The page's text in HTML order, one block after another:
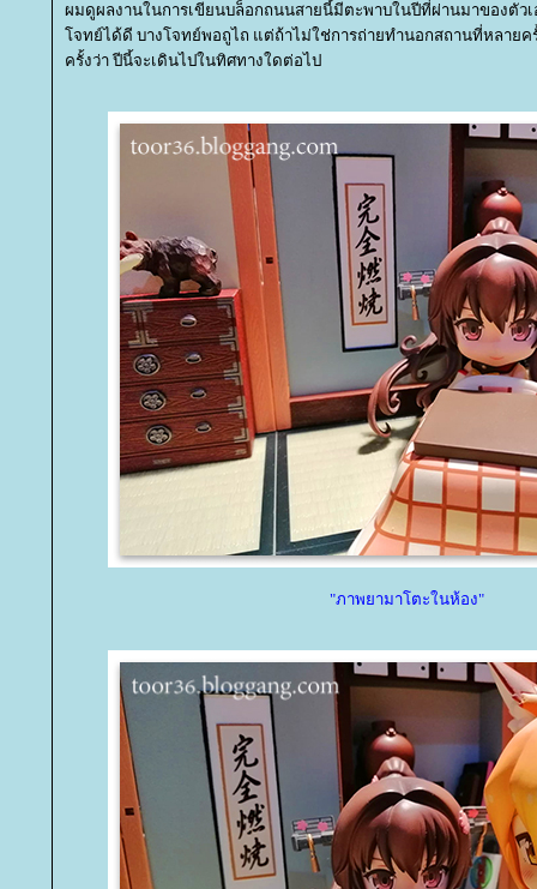
ผมดูผลงานในการเขียนบล็อกถนนสายนี้มีตะพาบในปีที่ผ่านมาของตัว
จทย์ได้ดี บางโจทย์พอถูไถ แต่ถ้าไม่ใช่การถ่ายทำนอกสถานที่หลายค
ครั้งว่า ปีนี้จะเดินไปในทิศทางใดต่อไป
"ภาพยามาโตะในห้อง"